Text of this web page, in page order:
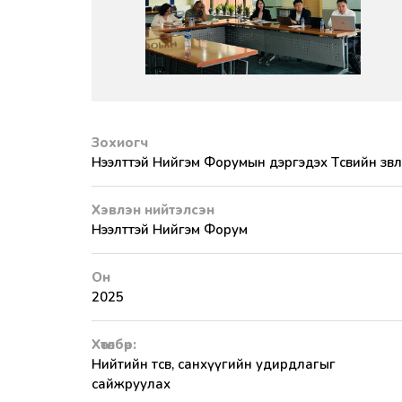
Зохиогч
Нээлттэй Нийгэм Форумын дэргэдэх Төсвийн
Хэвлэн нийтэлсэн
Нээлттэй Нийгэм Форум
Он
2025
Хөтөлбөр:
Нийтийн төсөв, санхүүгийн удирдлагыг
сайжруулах